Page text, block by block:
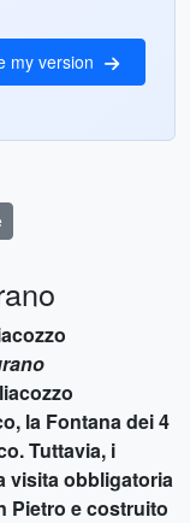
my version
la Fontana dei 4
Tuttavia, i
visita obbligatoria
Pietro e costruito